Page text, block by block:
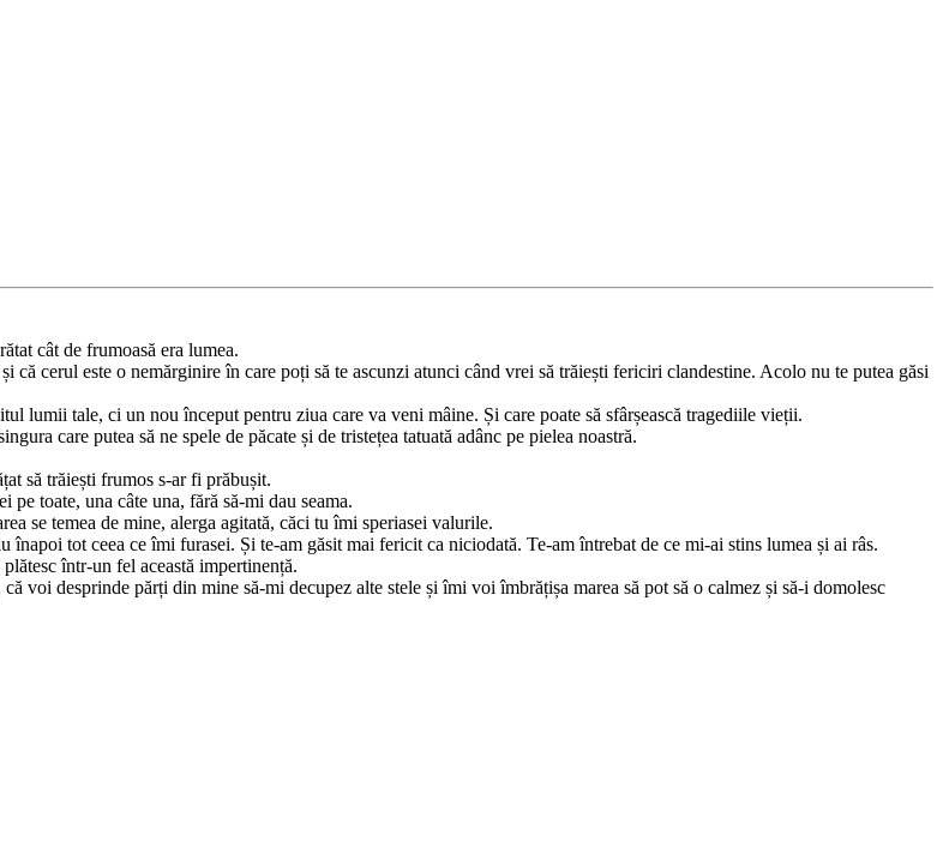
cât de frumoasă era lumea.
că cerul este o nemărginire în care poți să te ascunzi atunci când vrei să trăiești fericiri clandestine. Acolo nu te putea găsi
lumii tale, ci un nou început pentru ziua care va veni mâine. Și care poate să sfârșească tragediile vieții.
care putea să ne spele de păcate și de tristețea tatuată adânc pe pielea noastră.
să trăiești frumos s-ar fi prăbușit.
toate, una câte una, fără să-mi dau seama.
se temea de mine, alerga agitată, căci tu îmi speriasei valurile.
înapoi tot ceea ce îmi furasei. Și te-am găsit mai fericit ca niciodată. Te-am întrebat de ce mi-ai stins lumea și ai râs.
într-un fel această impertinență.
desprinde părți din mine să-mi decupez alte stele și îmi voi îmbrățișa marea să pot să o calmez și să-i domolesc